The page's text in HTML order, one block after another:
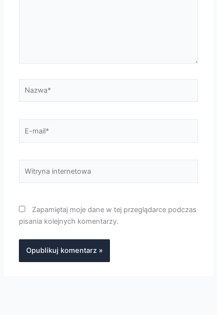
mail*
internetowa
Zapamiętaj moje dane w tej przeglądarce podczas
pisania kolejnych komentarzy.